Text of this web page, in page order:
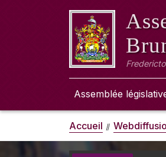
Assemblée
Accueil